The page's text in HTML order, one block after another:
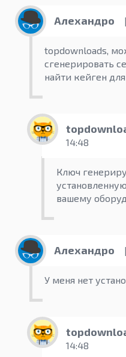
Алехандро |
topdownloads,
сгенерировать
найти кейген
14:48
Ключ
вашему
Алехандро |
У меня нет
14:48